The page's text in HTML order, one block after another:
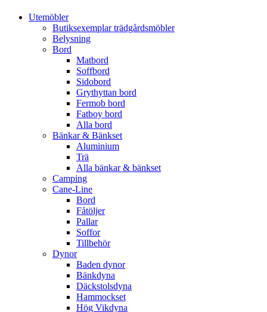
Utemöbler
Butiksexemplar trädgårdsmöbler
Belysning
Bord
Matbord
Soffbord
Sidobord
Grythyttan bord
Fermob bord
Fatboy bord
Alla bord
Bänkar & Bänkset
Aluminium
Trä
Alla bänkar & bänkset
Camping
Cane-Line
Bord
Fåtöljer
Pallar
Soffor
Tillbehör
Dynor
Baden dynor
Bänkdyna
Däckstolsdyna
Hammockset
Hög Vikdyna